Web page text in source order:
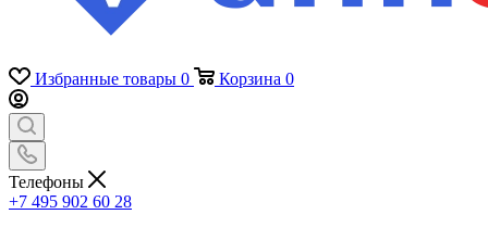
Избранные товары 0 Корзина 0
Телефоны
+7 495 902 60 28